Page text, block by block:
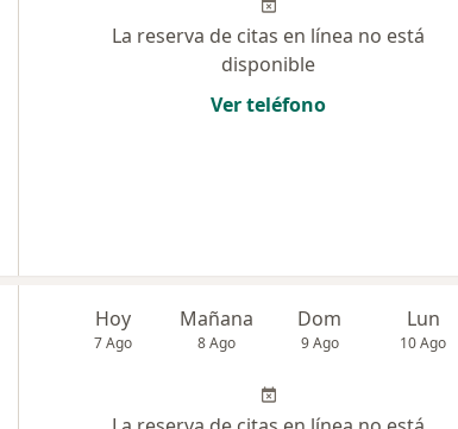
La reserva de citas en línea no está
disponible
Ver teléfono
Hoy
7 Ago
Mañana
8 Ago
Dom
9 Ago
Lun
10 Ago